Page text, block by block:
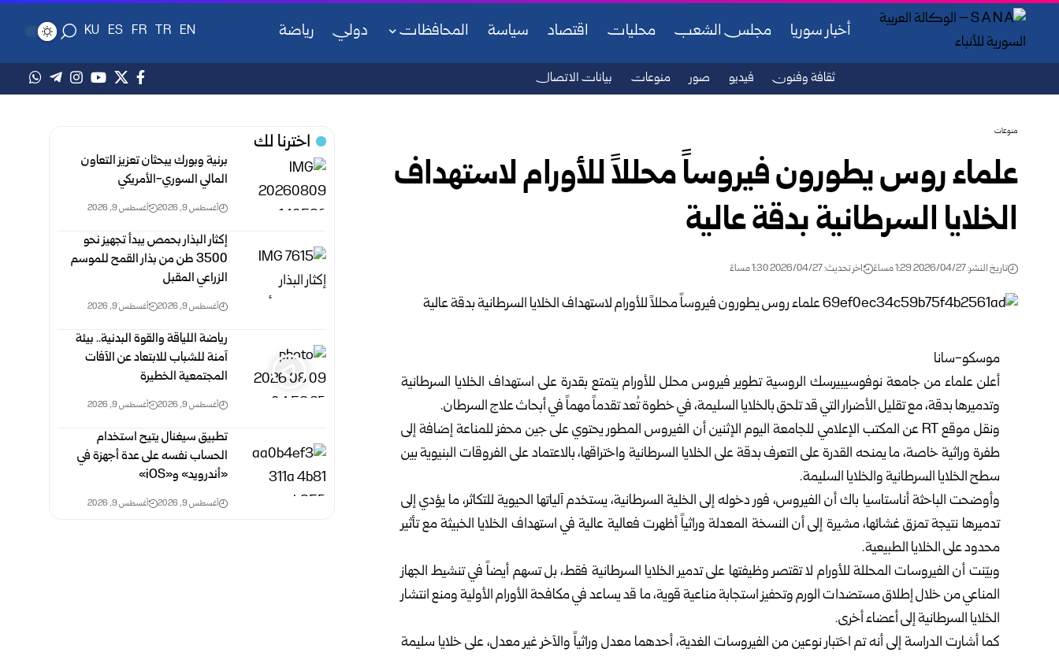
أخبار سوريا مجلس الشعب محليات اقتصاد سياسة المحافظات دولي رياضة EN
TR
FR
ES
KU
ثقافة وفنون فيديو صور منوعات بيانات الاتصال
منوعات
علماء روس يطورون فيروساً محللاً للأورام لاستهداف
الخلايا السرطانية بدقة عالية
تاريخ النشر: 2026/04/27 1:29 مساءً اخر تحديث: 2026/04/27 1:30 مساءً
موسكو-سانا
أعلن علماء من جامعة نوفوسيبيرسك الروسية تطوير فيروس محلل للأورام يتمتع بقدرة على استهداف الخلايا السرطانية
وتدميرها بدقة، مع تقليل الأضرار التي قد تلحق بالخلايا السليمة، في خطوة تُعد تقدماً مهماً في أبحاث علاج السرطان.
ونقل موقع RT عن المكتب الإعلامي للجامعة اليوم الإثنين أن الفيروس المطور يحتوي على جين محفز للمناعة إضافة إلى
طفرة وراثية خاصة، ما يمنحه القدرة على التعرف بدقة على الخلايا السرطانية واختراقها، بالاعتماد على الفروقات البنيوية بين
سطح الخلايا السرطانية والخلايا السليمة.
وأوضحت الباحثة أناستاسيا باك أن الفيروس، فور دخوله إلى الخلية السرطانية، يستخدم آلياتها الحيوية للتكاثر، ما يؤدي إلى
تدميرها نتيجة تمزق غشائها، مشيرة إلى أن النسخة المعدلة وراثياً أظهرت فعالية عالية في استهداف الخلايا الخبيثة مع تأثير
محدود على الخلايا الطبيعية.
وبيّنت أن الفيروسات المحللة للأورام لا تقتصر وظيفتها على تدمير الخلايا السرطانية فقط، بل تسهم أيضاً في تنشيط الجهاز
المناعي من خلال إطلاق مستضدات الورم وتحفيز استجابة مناعية قوية، ما قد يساعد في مكافحة الأورام الأولية ومنع انتشار
الخلايا السرطانية إلى أعضاء أخرى.
كما أشارت الدراسة إلى أنه تم اختبار نوعين من الفيروسات الغدية، أحدهما معدل وراثياً والآخر غير معدل، على خلايا سليمة
اخترنا لك
برنية وبورك يبحثان تعزيز التعاون
المالي السوري-الأمريكي
أغسطس 9, 2026 أغسطس 9, 2026
إكثار البذار بحمص يبدأ تجهيز نحو
3500 طن من بذار القمح للموسم
الزراعي المقبل
أغسطس 9, 2026 أغسطس 9, 2026
رياضة اللياقة والقوة البدنية.. بيئة
آمنة للشباب للابتعاد عن الآفات
المجتمعية الخطيرة
أغسطس 9, 2026 أغسطس 9, 2026
تطبيق سيغنال يتيح استخدام
الحساب نفسه على عدة أجهزة في
«أندرويد» و«iOS»
أغسطس 9, 2026 أغسطس 9, 2026